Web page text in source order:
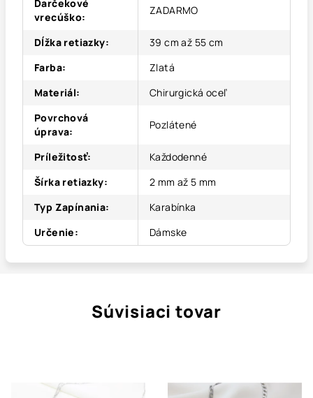
Darčekové
vrecúško:
ZADARMO
Dĺžka retiazky:
39 cm až 55 cm
Farba:
Zlatá
Materiál:
Chirurgická oceľ
Povrchová
úprava:
Pozlátené
Príležitosť:
Každodenné
Šírka retiazky:
2 mm až 5 mm
Typ Zapínania:
Karabínka
Určenie: Dámske
Súvisiaci tovar